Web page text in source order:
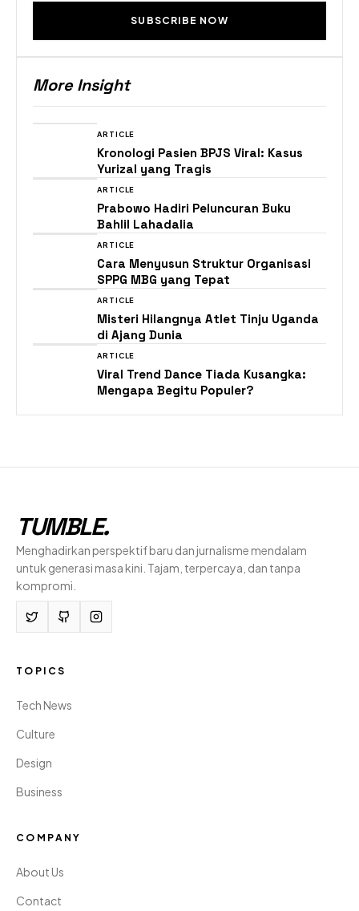
SUBSCRIBE NOW
More Insight
ARTICLE
Kronologi Pasien BPJS Viral: Kasus
Yurizal yang Tragis
ARTICLE
Prabowo Hadiri Peluncuran Buku
Bahlil Lahadalia
ARTICLE
Cara Menyusun Struktur Organisasi
SPPG MBG yang Tepat
ARTICLE
Misteri Hilangnya Atlet Tinju Uganda
di Ajang Dunia
ARTICLE
Viral Trend Dance Tiada Kusangka:
Mengapa Begitu Populer?
TUMBLE.
Menghadirkan perspektif baru dan jurnalisme mendalam
untuk generasi masa kini. Tajam, terpercaya, dan tanpa
kompromi.
TOPICS
Tech News
Culture
Design
Business
COMPANY
About Us
Contact